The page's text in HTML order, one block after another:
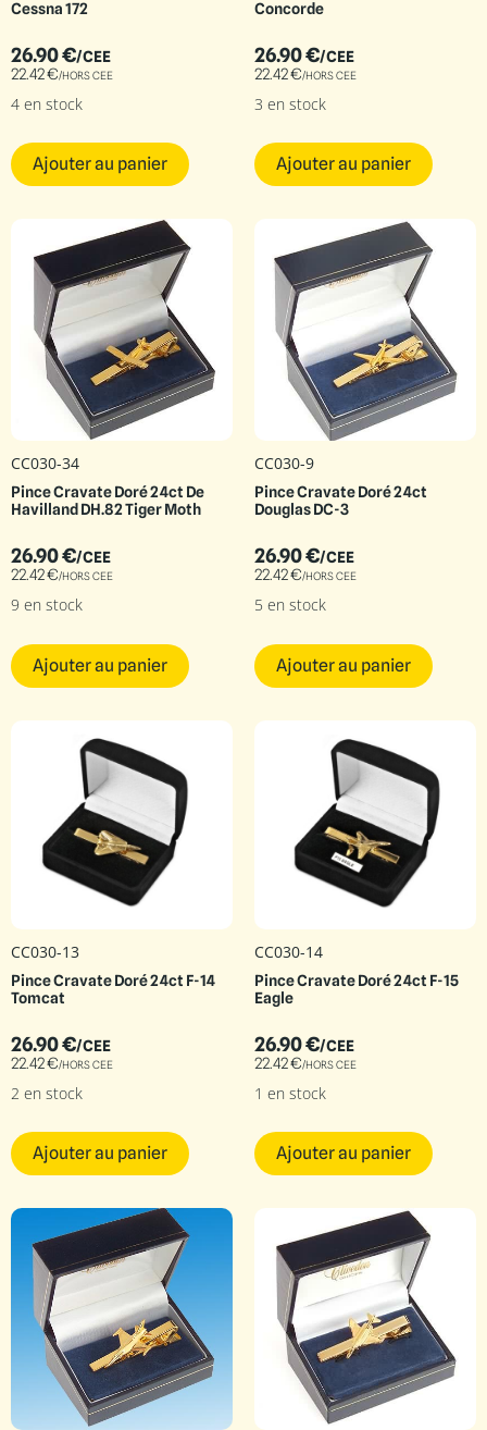
Cessna 172
26.90€/CEE
22.42€/HORS CEE
4 en stock
Ajouter au panier
Concorde
26.90€/CEE
22.42€/HORS CEE
3 en stock
Ajouter au panier
CC030-34
Pince Cravate Doré 24ct De
Havilland DH.82 Tiger Moth
26.90€/CEE
22.42€/HORS CEE
9 en stock
Ajouter au panier
CC030-9
Pince Cravate Doré 24ct
Douglas DC-3
26.90€/CEE
22.42€/HORS CEE
5 en stock
Ajouter au panier
CC030-13
Pince Cravate Doré 24ct F-14
Tomcat
26.90€/CEE
22.42€/HORS CEE
2 en stock
Ajouter au panier
CC030-14
Pince Cravate Doré 24ct F-15
Eagle
26.90€/CEE
22.42€/HORS CEE
1 en stock
Ajouter au panier